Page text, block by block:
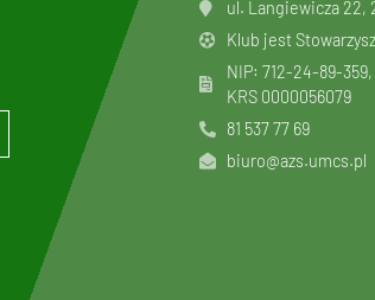
ul. Langiewicza 22,
Klub jest
NIP: 712-24-89-359,
KRS 0000056079
81 537 77 69
biuro@azs.umcs.pl